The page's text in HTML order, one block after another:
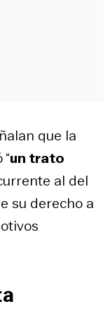
que la
un trato
al del
su derecho a